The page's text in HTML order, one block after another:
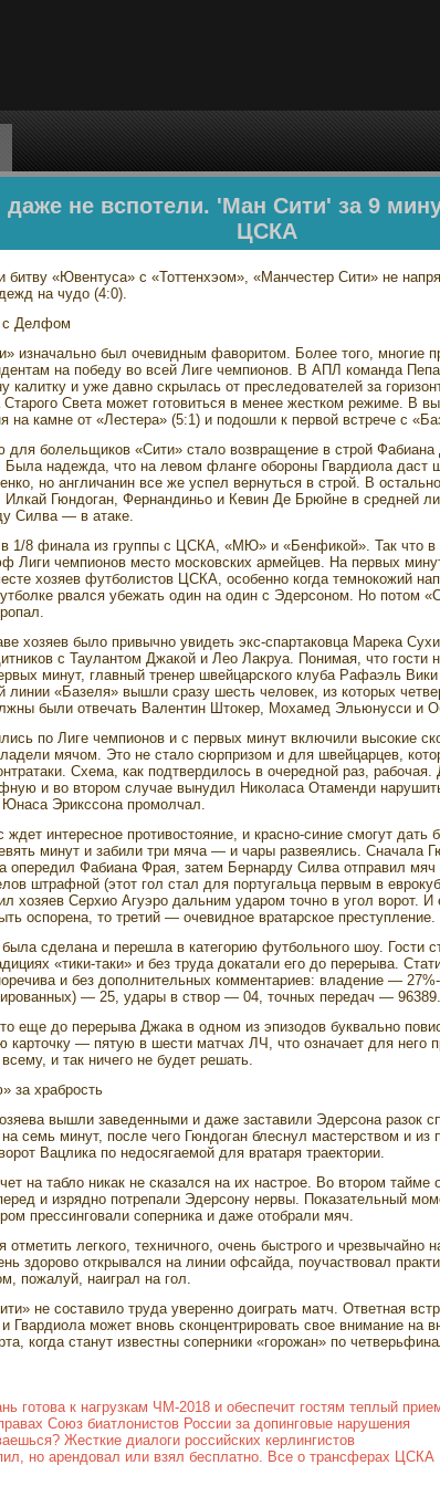
даже не вспотели. 'Ман Сити' за 9
ЦСКА
битву «Ювентуса» с «Тоттенхэом», «Манчестер Сити» не
на чудо (4:0).
с Делфом
изначально был очевидным фаворитом. Более того, многие
на победу во всей Лиге чемпионов. В АПЛ команда
калитку и уже давно скрылась от преследователей за
Старого Света может готовиться в менее жестком режиме. В
на камне от «Лестера» (5:1) и подошли к первой встрече с
для болельщиков «Сити» стало возвращение в строй
надежда, что на левом фланге обороны Гвардиола даст
но англичанин все же успел вернуться в строй. В
Гюндоган, Фернандиньо и Кевин Де Брюйне в средней
Силва — в атаке.
1/8 финала из группы с ЦСКА, «МЮ» и «Бенфикой». Так что в
Лиги чемпионов место московских армейцев. На первых
хозяев футболистов ЦСКА, особенно когда темнокожий
рвался убежать один на один с Эдерсоном. Но потом
хозяев было привычно увидеть экс-спартаковца Марека
с Таулантом Джакой и Лео Лакруа. Понимая, что гости
минут, главный тренер швейцарского клуба Рафаэль
«Базеля» вышли сразу шесть человек, из которых
были отвечать Валентин Штокер, Мохамед Эльюнусси и
по Лиге чемпионов и с первых минут включили высокие
мячом. Это не стало сюрпризом и для швейцарцев,
Схема, как подтвердилось в очередной раз,
и во втором случае вынудил Николаса Отаменди
Эрикссона промолчал.
ждет интересное противостояние, и красно-синие смогут дать
минут и забили три мяча — и чары развеялись. Сначала
опередил Фабиана Фрая, затем Бернарду Силва отправил
штрафной (этот гол стал для португальца первым в
хозяев Серхио Агуэро дальним ударом точно в угол ворот. И
оспорена, то третий — очевидное вратарское преступление.
была сделана и перешла в категорию футбольного шоу. Гости
«тики-таки» и без труда докатали его до перерыва.
и без дополнительных комментариев: владение —
— 25, удары в створ — 04, точных передач — 96389.
еще до перерыва Джака в одном из эпизодов буквально
— пятую в шести матчах ЛЧ, что означает для него
и так ничего не будет решать.
за храбрость
вышли заведенными и даже заставили Эдерсона разок
семь минут, после чего Гюндоган блеснул мастерством и из
Вацлика по недосягаемой для вратаря траектории.
на табло никак не сказался на их настрое. Во втором
и изрядно потрепали Эдерсону нервы. Показательный
прессинговали соперника и даже отобрали мяч.
отметить легкого, техничного, очень быстрого и чрезвычайно
здорово открывался на линии офсайда, поучаствовал
пожалуй, наиграл на гол.
не составило труда уверенно доиграть матч. Ответная
Гвардиола может вновь сконцентрировать свое внимание на
когда станут известны соперники «горожан» по
готова к нагрузкам ЧМ-2018 и обеспечит гостям теплый
Союз биатлонистов России за допинговые нарушения
Жесткие диалоги российских керлингистов
но арендовал или взял бесплатно. Все о трансферах ЦСКА